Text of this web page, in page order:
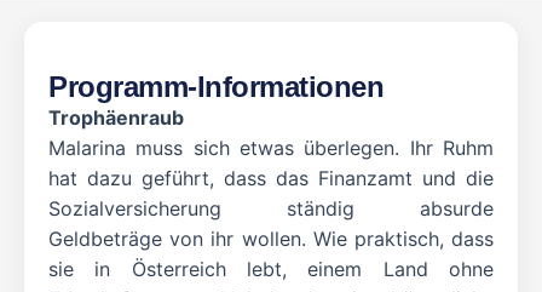
Programm-Informationen
Trophäenraub
Malarina muss sich etwas überlegen. Ihr Ruhm
hat dazu geführt, dass das Finanzamt und die
Sozialversicherung ständig absurde
Geldbeträge von ihr wollen. Wie praktisch, dass
sie in Österreich lebt, einem Land ohne